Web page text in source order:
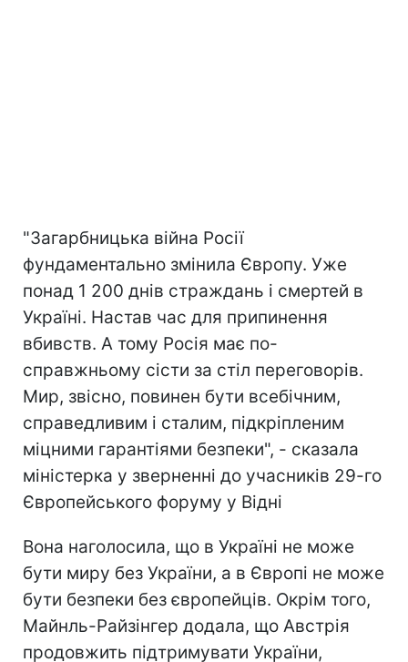
"Загарбницька війна Росії
фундаментально змінила Європу. Уже
понад 1 200 днів страждань і смертей в
Україні. Настав час для припинення
вбивств. А тому Росія має по-
справжньому сісти за стіл переговорів.
Мир, звісно, повинен бути всебічним,
справедливим і сталим, підкріпленим
міцними гарантіями безпеки", - сказала
міністерка у зверненні до учасників 29-го
Європейського форуму у Відні
Вона наголосила, що в Україні не може
бути миру без України, а в Європі не може
бути безпеки без європейців. Окрім того,
Майнль-Райзінгер додала, що Австрія
продовжить підтримувати України,